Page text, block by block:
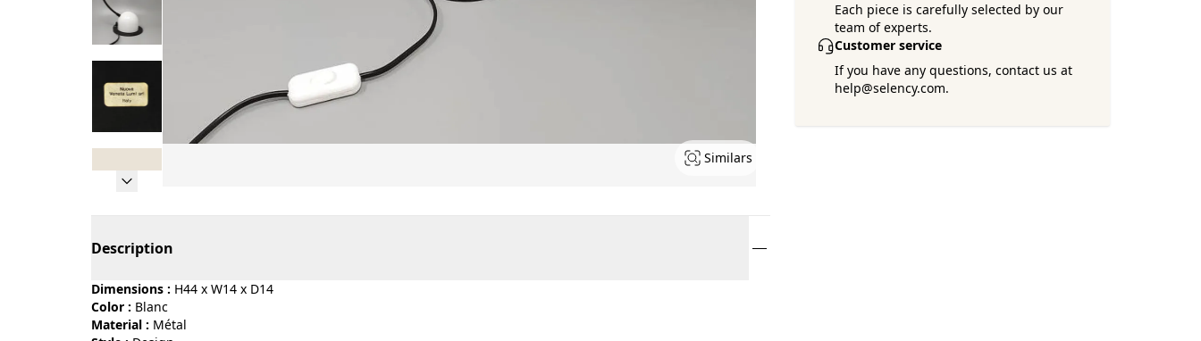
Similars
Each piece is carefully selected by our
team of experts.
Customer service
If you have any questions, contact us at
help@selency.com.
Description
Dimensions : H44 x W14 x D14
Color :
blanc
Material :
métal